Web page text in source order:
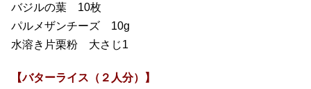
バジルの葉 10枚
パルメザンチーズ 10g
水溶き片栗粉 大さじ1
【バターライス（２人分）】